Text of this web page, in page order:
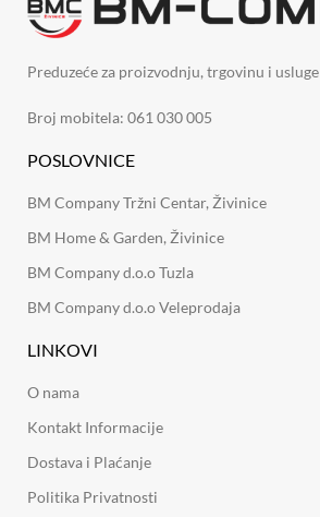
Preduzeće za proizvodnju, trgovinu i usluge
Broj mobitela: 061 030 005
POSLOVNICE
BM Company Tržni Centar, Živinice
BM Home & Garden, Živinice
BM Company d.o.o Tuzla
BM Company d.o.o Veleprodaja
LINKOVI
O nama
Kontakt Informacije
Dostava i Plaćanje
Politika Privatnosti